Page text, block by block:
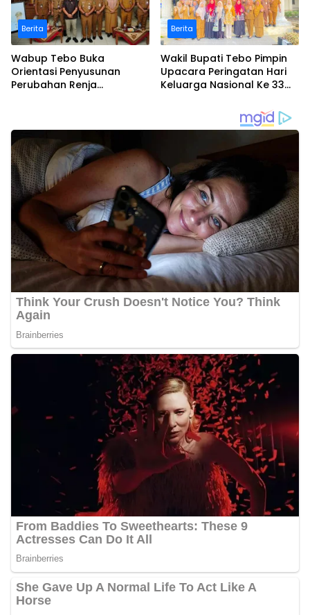
Berita
Wabup Tebo Buka
Orientasi Penyusunan
Perubahan Renja
Berita
Wakil Bupati Tebo Pimpin
Upacara Peringatan Hari
Keluarga Nasional Ke 33